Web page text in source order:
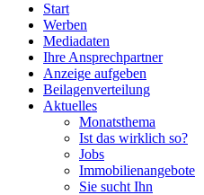
Start
Werben
Mediadaten
Ihre Ansprechpartner
Anzeige aufgeben
Beilagenverteilung
Aktuelles
Monatsthema
Ist das wirklich so?
Jobs
Immobilienangebote
Sie sucht Ihn